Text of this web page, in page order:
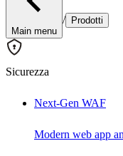
Main menu
/ Prodotti
Sicurezza
Next-Gen WAF
Modern web app